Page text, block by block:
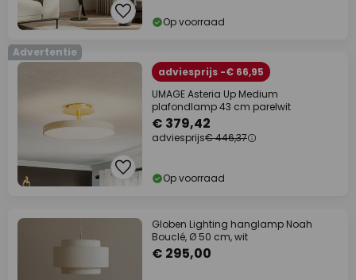
Op voorraad
Advertentie
adviesprijs -€ 66,95
UMAGE Asteria Up Medium
plafondlamp 43 cm parelwit
€ 379,42
adviesprijs€ 446,37
Op voorraad
Globen Lighting hanglamp Noah
Bouclé, Ø 50 cm, wit
€ 295,00